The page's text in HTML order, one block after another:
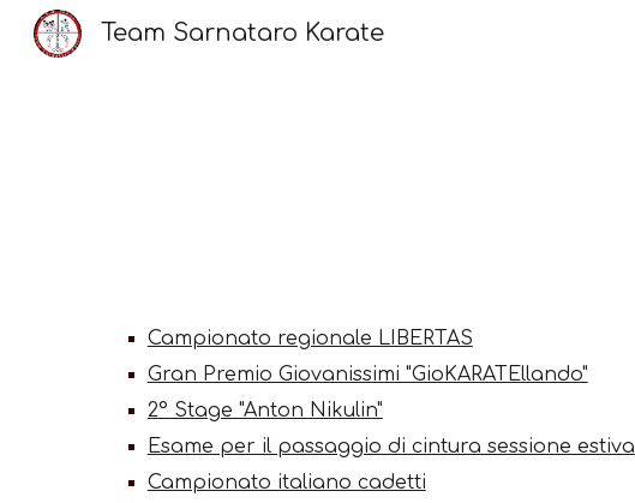
Team Sarnataro Karate
Campionato regionale LIBERTAS
Gran Premio Giovanissimi "GioKARATEllando"
2° Stage "Anton Nikulin"
Esame per il passaggio di cintura sessione estiva
Campionato italiano cadetti